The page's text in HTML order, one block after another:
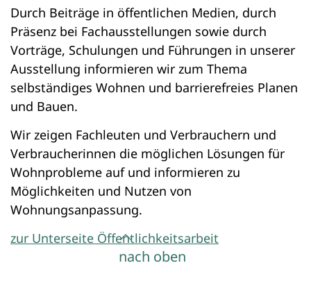
Durch Beiträge in öffentlichen Medien, durch
Präsenz bei Fachausstellungen sowie durch
Vorträge, Schulungen und Führungen in unserer
Ausstellung informieren wir zum Thema
selbständiges Wohnen und barrierefreies Planen
und Bauen.
Wir zeigen Fachleuten und Verbrauchern und
Verbraucherinnen die möglichen Lösungen für
Wohnprobleme auf und informieren zu
Möglichkeiten und Nutzen von
Wohnungsanpassung.
zur Unterseite Öffentlichkeitsarbeit
nach oben